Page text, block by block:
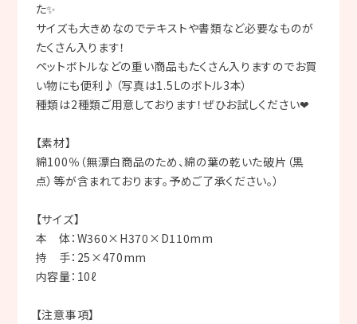
た✨
サイズも大きめなのでテキストや書類など必要なものが
たくさん入ります！
ペットボトルなどの重い商品もたくさん入りますのでお買
い物にも便利♪（写真は1.5Lのボトル3本）
種類は2種類ご用意しております！ぜひお試しください❤
【素材】
綿100％（無漂白商品のため、綿の葉の乾いた破片（黒
点）等が含まれております。予めご了承ください。）
【サイズ】
本 体：W360×H370×D110mm
持 手：25×470mm
内容量：10ℓ
【注意事項】